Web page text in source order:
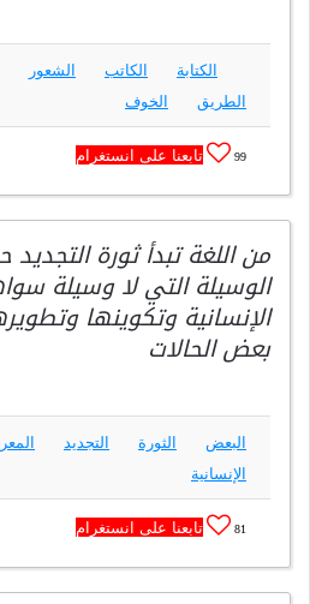
الكتابة الكاتب الشعور
الطريق
الخوف
99 تابعنا على انستغرام
من اللغة تبدأ ثورة
الوسيلة التي لا وسيلة
الإنسانية وتكوينها
بعض الحالات
البعض الثورة التجديد
الإنسانية
81 تابعنا على انستغرام